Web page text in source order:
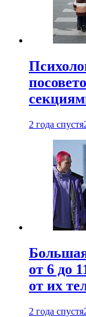
2 года спустя
от 6 до
от их
2 года спустя